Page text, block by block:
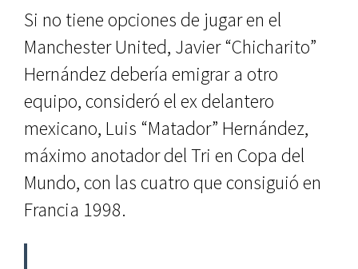
Si no tiene opciones de jugar en el
Manchester United, Javier “Chicharito”
Hernández debería emigrar a otro
equipo, consideró el ex delantero
mexicano, Luis “Matador” Hernández,
máximo anotador del Tri en Copa del
Mundo, con las cuatro que consiguió en
Francia 1998.